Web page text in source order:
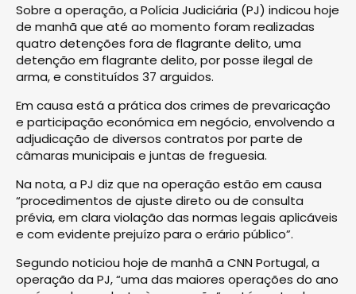
Sobre a operação, a Polícia Judiciária (PJ) indicou hoje
de manhã que até ao momento foram realizadas
quatro detenções fora de flagrante delito, uma
detenção em flagrante delito, por posse ilegal de
arma, e constituídos 37 arguidos.
Em causa está a prática dos crimes de prevaricação
e participação económica em negócio, envolvendo a
adjudicação de diversos contratos por parte de
câmaras municipais e juntas de freguesia.
Na nota, a PJ diz que na operação estão em causa
“procedimentos de ajuste direto ou de consulta
prévia, em clara violação das normas legais aplicáveis
e com evidente prejuízo para o erário público”.
Segundo noticiou hoje de manhã a CNN Portugal, a
operação da PJ, “uma das maiores operações do ano